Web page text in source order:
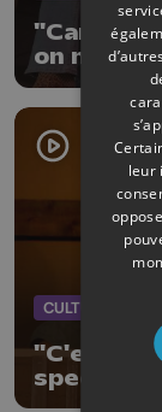
"Cartons
on ne
CULTURE
"C'est
spectacle
leur